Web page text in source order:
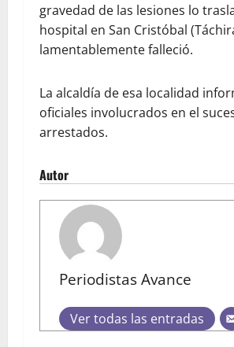
gravedad de las lesiones lo
hospital en San Cristóbal
lamentablemente falleció.
La alcaldía de esa localidad
oficiales involucrados en el
arrestados.
Autor
Periodistas Avance
Ver todas las entradas